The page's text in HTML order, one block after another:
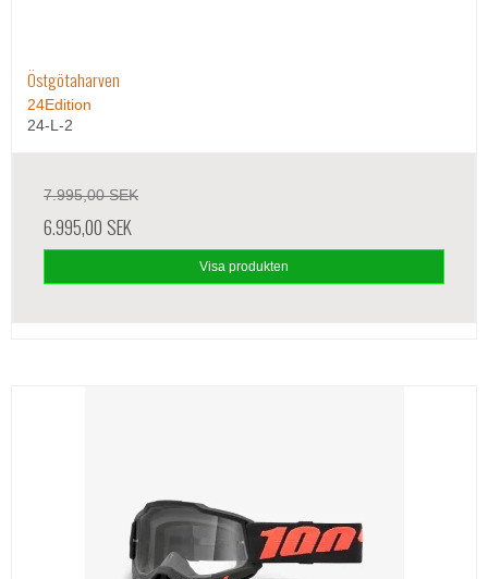
Östgötaharven
24Edition
24-L-2
7.995,00 SEK
6.995,00 SEK
Visa produkten